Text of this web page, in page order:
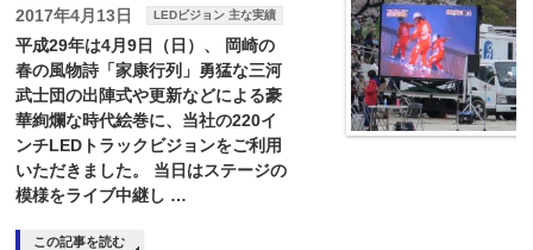
2017年4月13日 LEDビジョン 主な実績
平成29年は4月9日（日）、 岡崎の
春の風物詩「家康行列」勇猛な三河
武士団の出陣式や更新などによる豪
華絢爛な時代絵巻に、当社の220イ
ンチLEDトラックビジョンをご利用
いただきました。 当日はステージの
模様をライブ中継し …
この記事を読む